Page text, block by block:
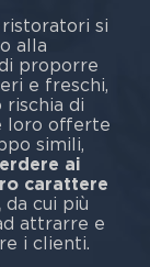
ristoratori si
alla
proporre
e freschi,
rischia di
loro offerte
simili,
ai
carattere
da cui più
attrarre e
i clienti.